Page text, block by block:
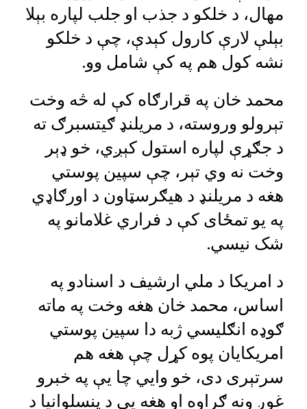
مهال، د خلکو د جذب او جلب لپاره بېلا
بېلې لارې کارول کېدې، چې د خلکو
نشه کول هم په کې شامل وو.
محمد خان په قرارګاه کې له څه وخت
تېرولو وروسته، د مریلنډ ګیتسبرګ ته
د جګړې لپاره استول کېږي، خو ډېر
وخت نه وي تېر، چې سپین پوستي
هغه د مریلنډ د هیګرسټاون د اورګاډي
په یو تمځای کې د فراري غلامانو په
شک نیسي.
د امریکا د ملي ارشیف د اسنادو په
اساس، محمد خان هغه وخت په ماته
ګوډه انګلیسي ژبه دا سپین پوستي
امریکایان پوه کړل چې هغه هم
سرتېری دی، خو وايي چا یې په خبرو
غوږ ونه ګراوه او هغه یې د پنسلوانیا د